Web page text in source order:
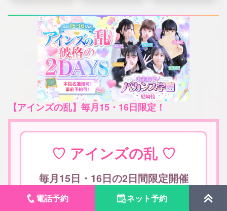
【アインズの乱】毎月15・16日限定！
♡ アインズの乱 ♡
毎月15日・16日の2日間限定開催
アインズグループ破格イベン
電話予約 ネット予約